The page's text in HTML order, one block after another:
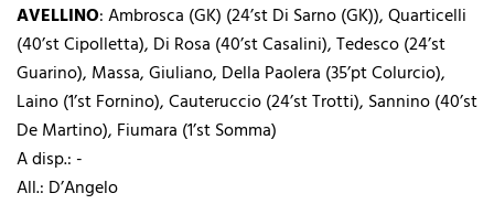
AVELLINO: Ambrosca (GK) (24’st Di Sarno (GK)), Quarticelli
(40’st Cipolletta), Di Rosa (40’st Casalini), Tedesco (24’st
Guarino), Massa, Giuliano, Della Paolera (35’pt Colurcio),
Laino (1’st Fornino), Cauteruccio (24’st Trotti), Sannino (40’st
De Martino), Fiumara (1’st Somma)
A disp.: -
All.: D’Angelo